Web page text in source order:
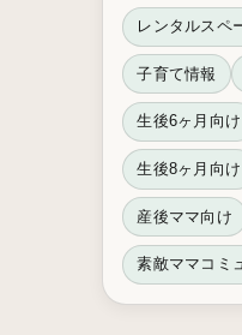
レンタルスペ
子育て情報
生後6ヶ月向け
生後8ヶ月向け
産後ママ向け
素敵ママコミ